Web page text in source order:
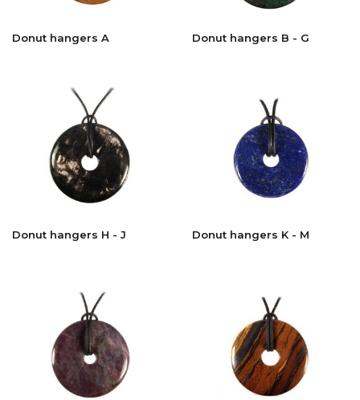
Donut hangers A Donut hangers B - G
Donut hangers H - J Donut hangers K - M